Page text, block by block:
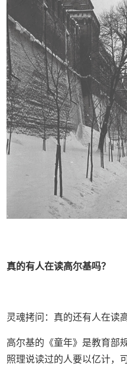
真的有人在读高尔基吗？
灵魂拷问：真的还有人在读
高尔基的《童年》是教育部
照理说读过的人要以亿计，